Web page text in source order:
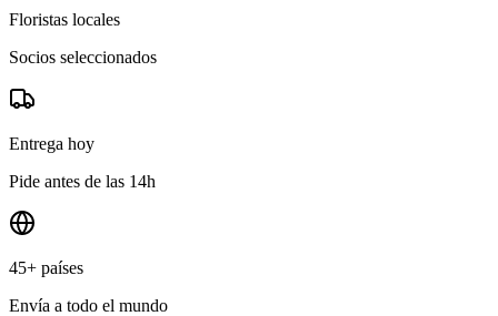
Floristas locales
Socios seleccionados
Entrega hoy
Pide antes de las 14h
45+ países
Envía a todo el mundo